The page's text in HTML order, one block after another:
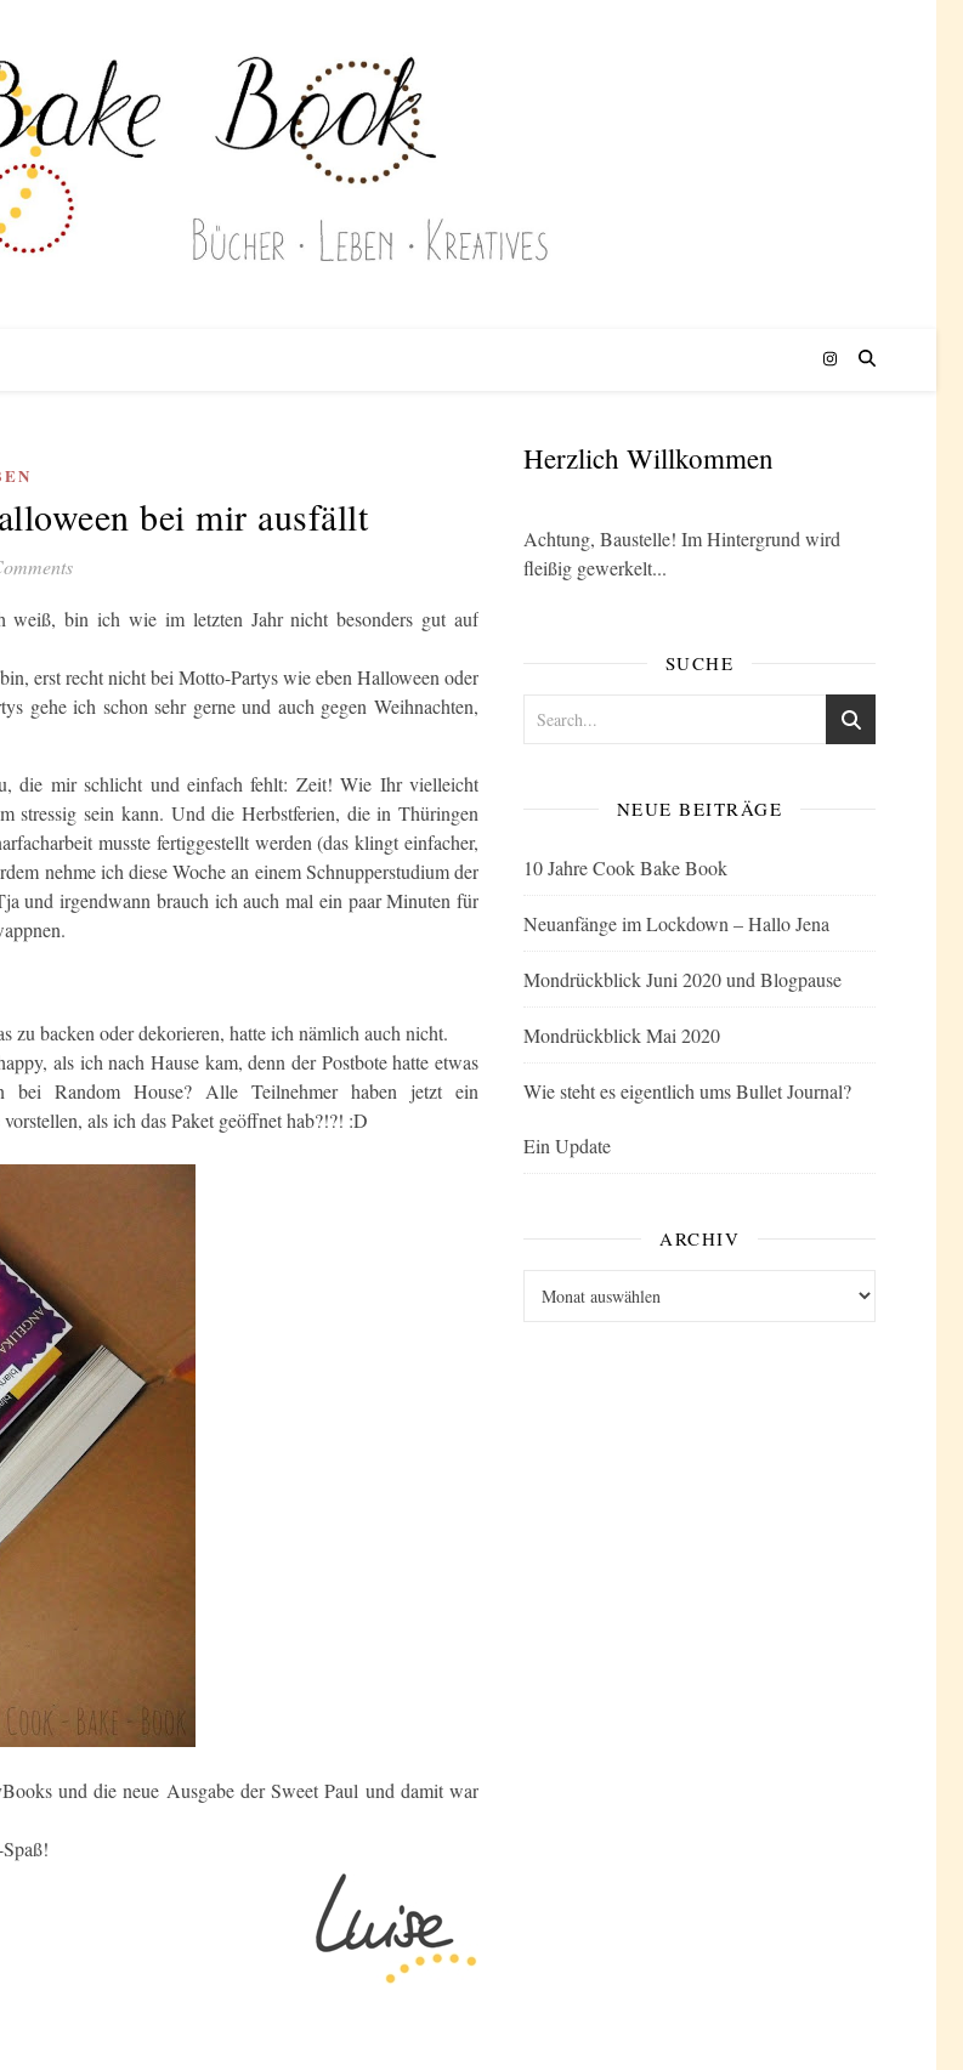
bei mir ausfällt
bin ich wie im letzten Jahr nicht besonders gut auf
erst recht nicht bei Motto-Partys wie eben Halloween oder
gehe ich schon sehr gerne und auch gegen Weihnachten,
die mir schlicht und einfach fehlt: Zeit! Wie Ihr vielleicht
stressig sein kann. Und die Herbstferien, die in Thüringen
musste fertiggestellt werden (das klingt einfacher,
nehme ich diese Woche an einem Schnupperstudium der
und irgendwann brauch ich auch mal ein paar Minuten für
zu backen oder dekorieren, hatte ich nämlich auch nicht.
als ich nach Hause kam, denn der Postbote hatte etwas
Random House? Alle Teilnehmer haben jetzt ein
als ich das Paket geöffnet hab?!?! :D
und die neue Ausgabe der Sweet Paul und damit war
Herzlich Willkommen
Achtung, Baustelle! Im Hintergrund wird
fleißig gewerkelt...
SUCHE
NEUE BEITRÄGE
10 Jahre Cook Bake Book
Neuanfänge im Lockdown – Hallo Jena
Mondrückblick Juni 2020 und Blogpause
Mondrückblick Mai 2020
Wie steht es eigentlich ums Bullet Journal?
Ein Update
ARCHIV